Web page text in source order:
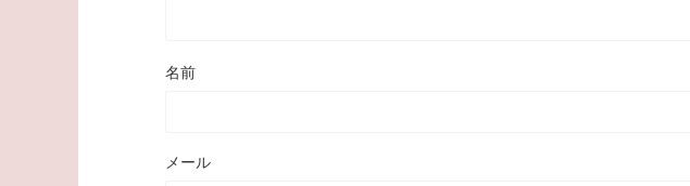
名前
メール